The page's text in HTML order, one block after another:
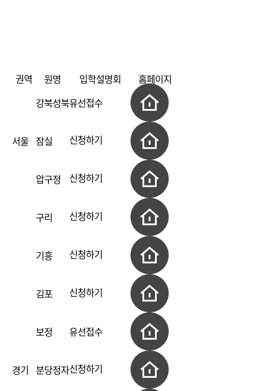
권역 원명 입학설명회 홈페이지
서울
강북성북유선접수
잠실 신청하기
압구정 신청하기
경기
구리 신청하기
기흥 신청하기
김포 신청하기
보정 유선접수
분당정자신청하기